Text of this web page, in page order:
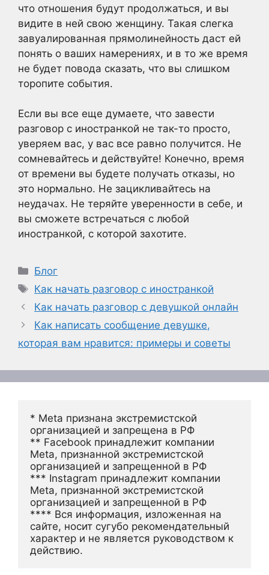
что отношения будут продолжаться, и вы
видите в ней свою женщину. Такая слегка
завуалированная прямолинейность даст ей
понять о ваших намерениях, и в то же время
не будет повода сказать, что вы слишком
торопите события.
Если вы все еще думаете, что завести
разговор с иностранкой не так-то просто,
уверяем вас, у вас все равно получится. Не
сомневайтесь и действуйте! Конечно, время
от времени вы будете получать отказы, но
это нормально. Не зацикливайтесь на
неудачах. Не теряйте уверенности в себе, и
вы сможете встречаться с любой
иностранкой, с которой захотите.
Рубрики
Блог
Метки
Как начать разговор с иностранкой
Как начать разговор с девушкой онлайн
Как написать сообщение девушке,
которая вам нравится: примеры и советы
* Meta признана экстремистской
организацией и запрещена в РФ
** Facebook принадлежит компании
Meta, признанной экстремистской
организацией и запрещенной в РФ
*** Instagram принадлежит компании
Meta, признанной экстремистской
организацией и запрещенной в РФ
**** Вся информация, изложенная на
сайте, носит сугубо рекомендательный
характер и не является руководством к
действию.